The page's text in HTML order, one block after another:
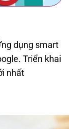
dụng smart
Triển khai
nhất